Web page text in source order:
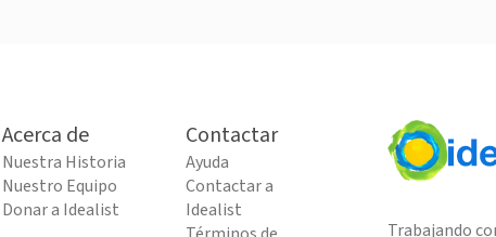
Acerca de
Nuestra Historia
Nuestro Equipo
Donar a Idealist
Contactar
Ayuda
Contactar a
Idealist
Trabajando